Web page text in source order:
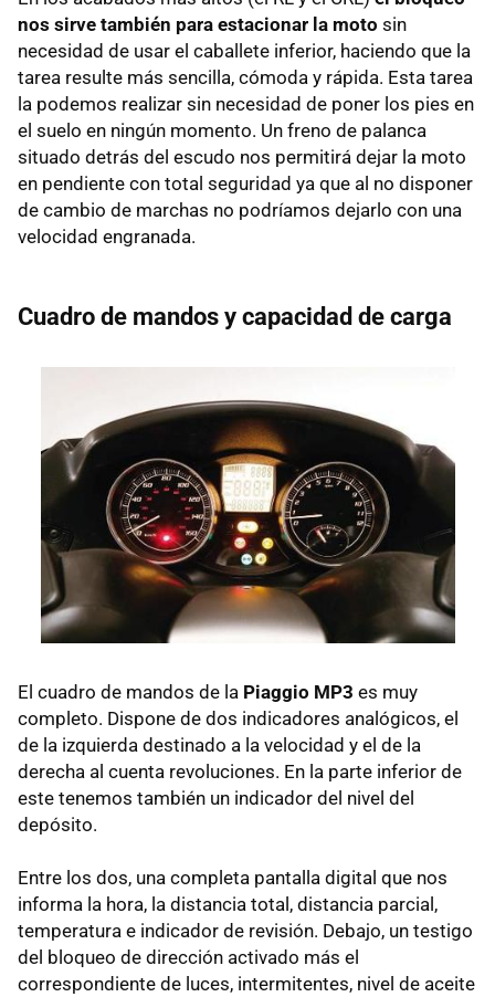
nos sirve también para estacionar la moto sin
necesidad de usar el caballete inferior, haciendo que la
tarea resulte más sencilla, cómoda y rápida. Esta tarea
la podemos realizar sin necesidad de poner los pies en
el suelo en ningún momento. Un freno de palanca
situado detrás del escudo nos permitirá dejar la moto
en pendiente con total seguridad ya que al no disponer
de cambio de marchas no podríamos dejarlo con una
velocidad engranada.
Cuadro de mandos y capacidad de carga
El cuadro de mandos de la Piaggio MP3 es muy
completo. Dispone de dos indicadores analógicos, el
de la izquierda destinado a la velocidad y el de la
derecha al cuenta revoluciones. En la parte inferior de
este tenemos también un indicador del nivel del
depósito.
Entre los dos, una completa pantalla digital que nos
informa la hora, la distancia total, distancia parcial,
temperatura e indicador de revisión. Debajo, un testigo
del bloqueo de dirección activado más el
correspondiente de luces, intermitentes, nivel de aceite